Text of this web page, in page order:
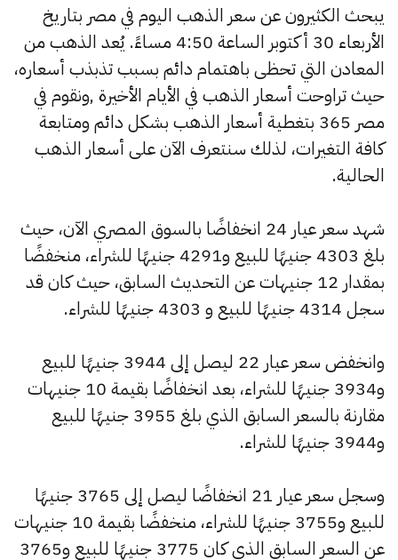
يبحث الكثيرون عن سعر الذهب اليوم في مصر بتاريخ
الأربعاء 30 أكتوبر الساعة 4:50 مساءً. يُعد الذهب من
المعادن التي تحظى باهتمام دائم بسبب تذبذب أسعاره،
حيث تراوحت أسعار الذهب في الأيام الأخيرة ,ونقوم في
مصر 365 بتغطية أسعار الذهب بشكل دائم ومتابعة
كافة التغيرات، لذلك سنتعرف الآن على أسعار الذهب
الحالية.
شهد سعر عيار 24 انخفاضًا بالسوق المصري الآن، حيث
بلغ 4303 جنيهًا للبيع و4291 جنيهًا للشراء، منخفضًا
بمقدار 12 جنيهات عن التحديث السابق، حيث كان قد
سجل 4314 جنيهًا للبيع و 4303 جنيهًا للشراء.
وانخفض سعر عيار 22 ليصل إلى 3944 جنيهًا للبيع
و3934 جنيهًا للشراء، بعد انخفاضًا بقيمة 10 جنيهات
مقارنة بالسعر السابق الذي بلغ 3955 جنيهًا للبيع
و3944 جنيهًا للشراء.
وسجل سعر عيار 21 انخفاضًا ليصل إلى 3765 جنيهًا
للبيع و3755 جنيهًا للشراء، منخفضًا بقيمة 10 جنيهات
عن السعر السابق الذي كان 3775 جنيهًا للبيع و3765